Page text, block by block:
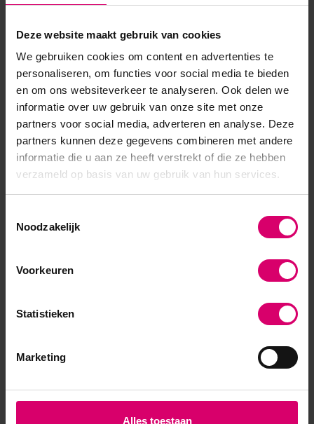
Deze website maakt gebruik van cookies
We gebruiken cookies om content en advertenties te
personaliseren, om functies voor social media te bieden
en om ons websiteverkeer te analyseren. Ook delen we
informatie over uw gebruik van onze site met onze
partners voor social media, adverteren en analyse. Deze
partners kunnen deze gegevens combineren met andere
informatie die u aan ze heeft verstrekt of die ze hebben
verzameld op basis van uw gebruik van hun services.
Noodzakelijk
Voorkeuren
Statistieken
Marketing
Alles toestaan
excl. btw excl. btw
(Spread) Trim Black
8,30
Lash eXtend DIY Tweezer